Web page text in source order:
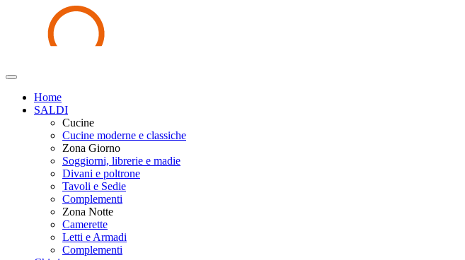
Home
SALDI
Cucine
Cucine moderne e classiche
Zona Giorno
Soggiorni, librerie e madie
Divani e poltrone
Tavoli e Sedie
Complementi
Zona Notte
Camerette
Letti e Armadi
Complementi